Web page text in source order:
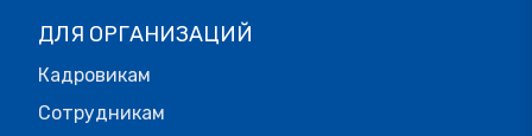
ДЛЯ ОРГАНИЗАЦИЙ
Кадровикам
Сотрудникам